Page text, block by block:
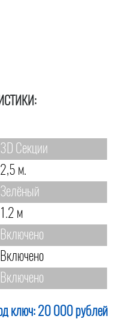
3D Секции
2,5 м.
Зелёный
1.2 м
Включено
Включено
Включено
ключ: 20 000 рублей